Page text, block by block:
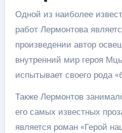
Одной из наиболее
работ Лермонтова
произведении автор
внутренний мир героя
испытывает своего рода
Также Лермонтов
его самых известных
является роман «Герой